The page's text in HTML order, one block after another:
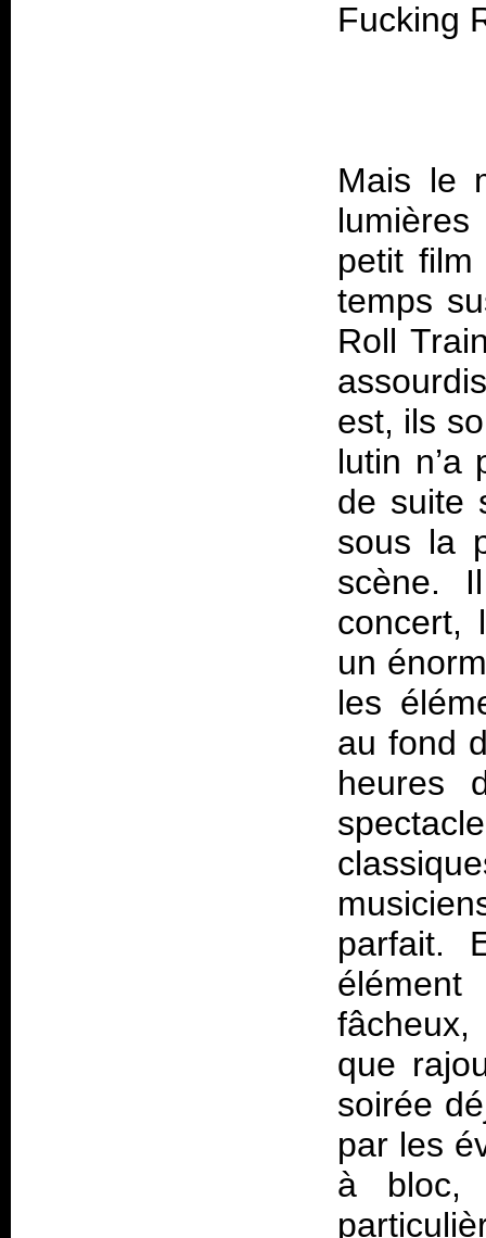
Mais le
petit film
temps
Roll
est, ils
lutin
de suite
sous la
scène.
concert,
un
les
au fond
heures
parfait.
que
soirée
par les
à bloc,